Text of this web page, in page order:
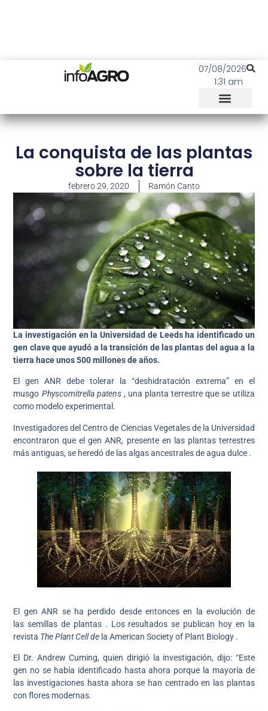
07/08/2026
1:31 am
La conquista de las plantas
sobre la tierra
febrero 29, 2020 Ramón Canto
La investigación en la Universidad de Leeds ha identificado un
gen clave que ayudó a la transición de las plantas del agua a la
tierra hace unos 500 millones de años.
El gen ANR debe tolerar la “deshidratación extrema” en el
musgo Physcomitrella patens, una planta terrestre que se utiliza
como modelo experimental.
Investigadores del Centro de Ciencias Vegetales de la Universidad
encontraron que el gen ANR, presente en las plantas terrestres
más antiguas, se heredó de las algas ancestrales de agua dulce .
El gen ANR se ha perdido desde entonces en la evolución de
las semillas de plantas . Los resultados se publican hoy en la
revista The Plant Cell de la American Society of Plant Biology .
El Dr. Andrew Cuming, quien dirigió la investigación, dijo: “Este
gen no se había identificado hasta ahora porque la mayoría de
las investigaciones hasta ahora se han centrado en las plantas
con flores modernas.